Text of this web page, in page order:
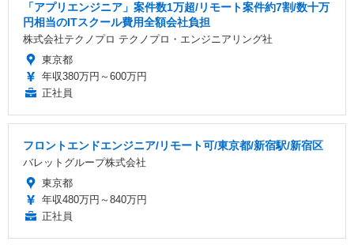
「アプリエンジニア」案件数1万超/リモート案件約7割/数十万
円相当のITスクール費用全額会社負担
株式会社テクノプロ テクノプロ・エンジニアリング社
東京都
年収380万円～600万円
正社員
フロントエンドエンジニア/リモート可/東京都/新宿駅/新宿区
バレットグループ株式会社
東京都
年収480万円～840万円
正社員